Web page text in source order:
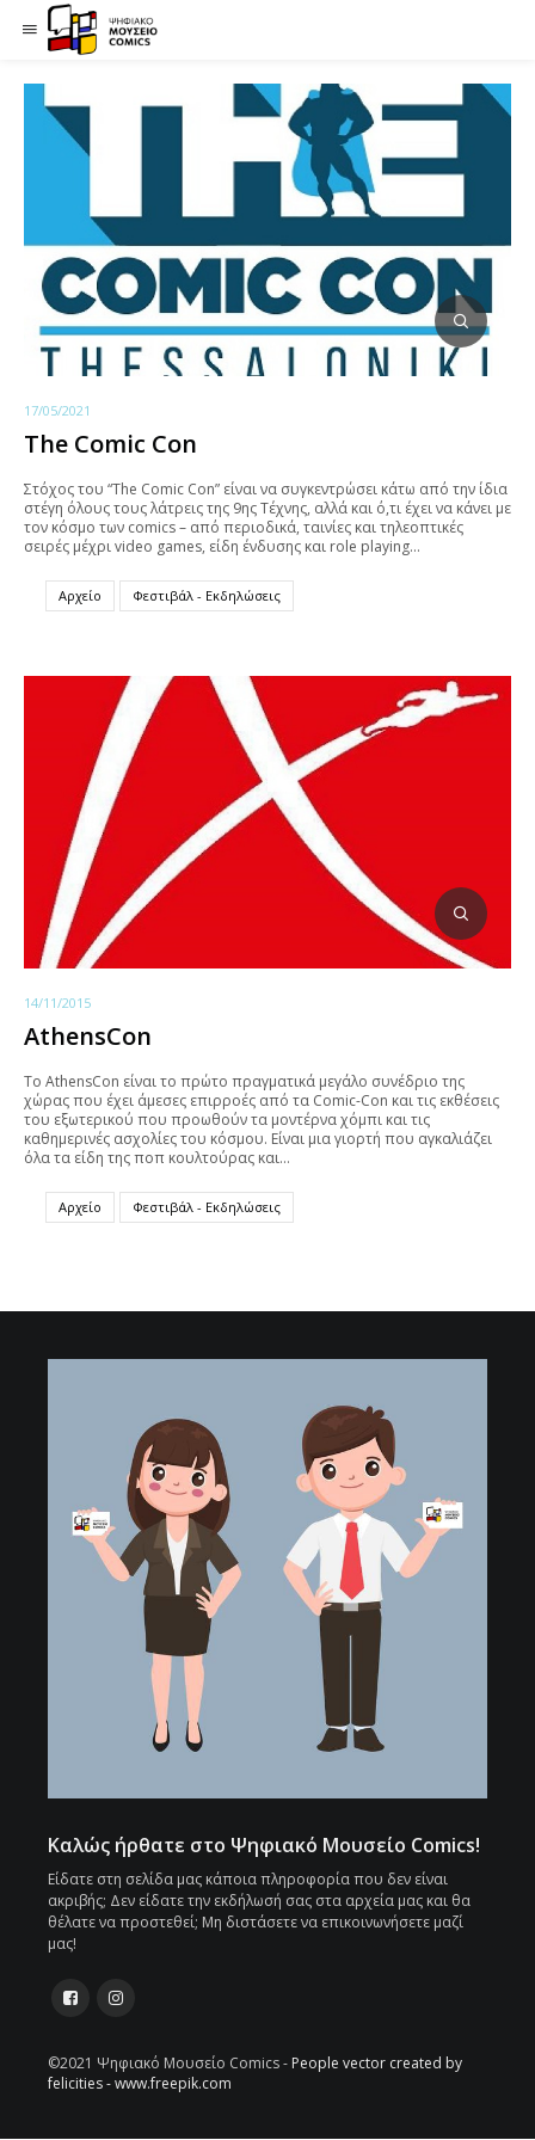
17/05/2021
The Comic Con
Στόχος του “The Comic Con” είναι να συγκεντρώσει κάτω από την ίδια
στέγη όλους τους λάτρεις της 9ης Τέχνης, αλλά και ό,τι έχει να κάνει με
τον κόσμο των comics – από περιοδικά, ταινίες και τηλεοπτικές
σειρές μέχρι video games, είδη ένδυσης και role playing…
Αρχείο Φεστιβάλ - Εκδηλώσεις
14/11/2015
AthensCon
To AthensCon είναι το πρώτο πραγματικά μεγάλο συνέδριο της
χώρας που έχει άμεσες επιρροές από τα Comic-Con και τις εκθέσεις
του εξωτερικού που προωθούν τα μοντέρνα χόμπι και τις
καθημερινές ασχολίες του κόσμου. Είναι μια γιορτή που αγκαλιάζει
όλα τα είδη της ποπ κουλτούρας και…
Αρχείο Φεστιβάλ - Εκδηλώσεις
Καλώς ήρθατε στο Ψηφιακό Μουσείο Comics!
Είδατε στη σελίδα μας κάποια πληροφορία που δεν είναι
ακριβής; Δεν είδατε την εκδήλωσή σας στα αρχεία μας και θα
θέλατε να προστεθεί; Μη διστάσετε να επικοινωνήσετε μαζί
μας!
©2021 Ψηφιακό Μουσείο Comics - People vector created by
felicities - www.freepik.com